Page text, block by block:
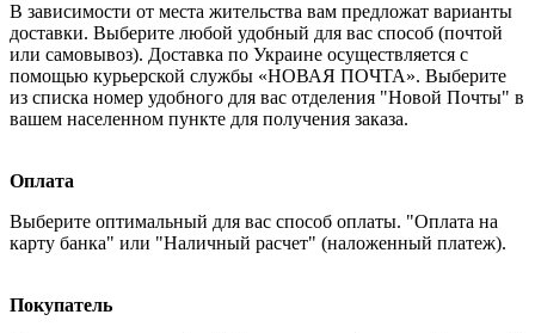
В зависимости от места жительства вам предложат варианты
доставки. Выберите любой удобный для вас способ (почтой
или самовывоз). Доставка по Украине осуществляется с
помощью курьерской службы «НОВАЯ ПОЧТА». Выберите
из списка номер удобного для вас отделения "Новой Почты" в
вашем населенном пункте для получения заказа.
Оплата
Выберите оптимальный для вас способ оплаты. "Оплата на
карту банка" или "Наличный расчет" (наложенный платеж).
Покупатель